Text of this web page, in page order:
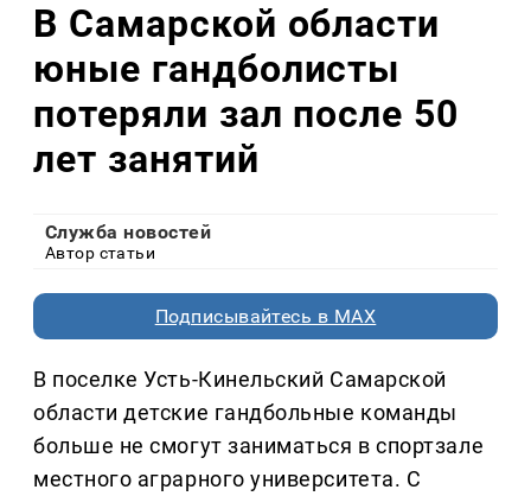
В Самарской области
юные гандболисты
потеряли зал после 50
лет занятий
Служба новостей
Автор статьи
Подписывайтесь в MAX
В поселке Усть-Кинельский Самарской
области детские гандбольные команды
больше не смогут заниматься в спортзале
местного аграрного университета. С